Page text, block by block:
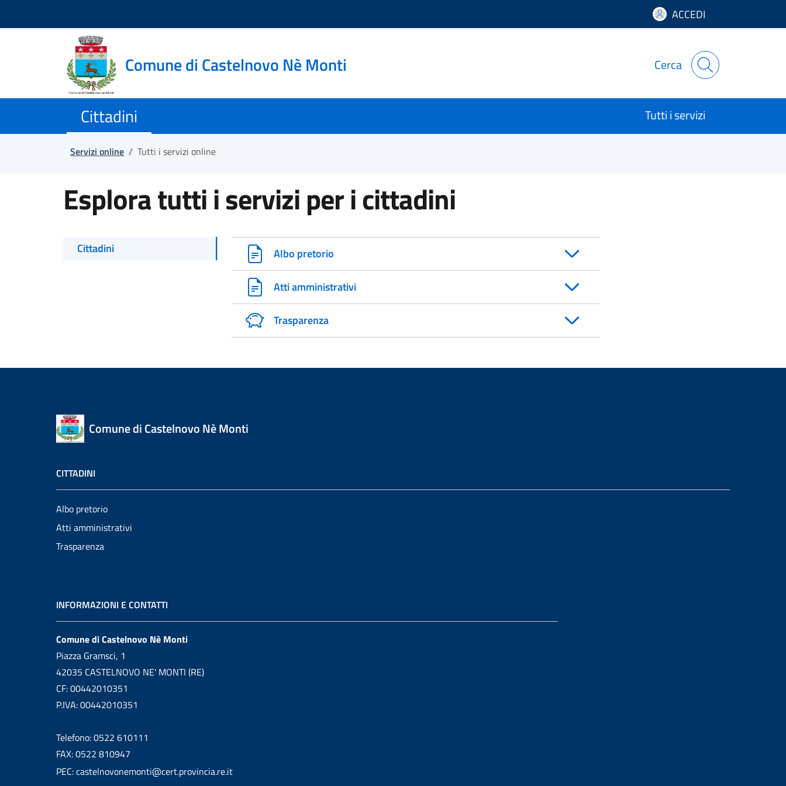
ACCEDI
Comune di Castelnovo Nè Monti Cerca
Cittadini Tutti i servizi
Servizi online / Tutti i servizi online
Esplora tutti i servizi per i cittadini
Cittadini Albo pretorio
Atti amministrativi
Trasparenza
Comune di Castelnovo Nè Monti
CITTADINI
Albo pretorio
Atti amministrativi
Trasparenza
INFORMAZIONI E CONTATTI
Comune di Castelnovo Nè Monti
Piazza Gramsci, 1
42035 CASTELNOVO NE' MONTI (RE)
CF: 00442010351
P.IVA: 00442010351
Telefono: 0522 610111
FAX: 0522 810947
PEC: castelnovonemonti@cert.provincia.re.it